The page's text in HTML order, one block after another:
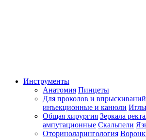
Инструменты
Анатомия Пинцеты
Для проколов и впрыскиваний
инъекционные и канюли
Общая хирургия Зеркала
ампутационные Скальпели
Оториноларингология